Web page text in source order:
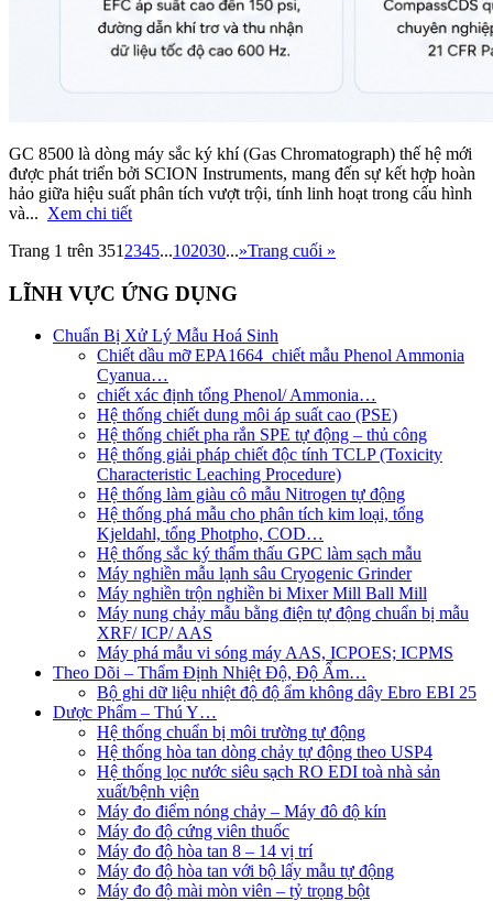
GC 8500 là dòng máy sắc ký khí (Gas Chromatograph) thế hệ mới
được phát triển bởi SCION Instruments, mang đến sự kết hợp hoàn
hảo giữa hiệu suất phân tích vượt trội, tính linh hoạt trong cấu hình
và... Xem chi tiết
Trang 1 trên 351 2345...102030...»Trang cuối »
LĨNH VỰC ỨNG DỤNG
Chuẩn Bị Xử Lý Mẫu Hoá Sinh
Chiết dầu mỡ EPA1664_chiết mẫu Phenol Ammonia
Cyanua…
chiết xác định tổng Phenol/ Ammonia…
Hệ thống chiết dung môi áp suất cao (PSE)
Hệ thống chiết pha rắn SPE tự động – thủ công
Hệ thống giải pháp chiết độc tính TCLP (Toxicity
Characteristic Leaching Procedure)
Hệ thống làm giàu cô mẫu Nitrogen tự động
Hệ thống phá mẫu cho phân tích kim loại, tổng
Kjeldahl, tổng Photpho, COD…
Hệ thống sắc ký thẩm thấu GPC làm sạch mẫu
Máy nghiền mẫu lạnh sâu Cryogenic Grinder
Máy nghiền trộn nghiền bi Mixer Mill Ball Mill
Máy nung chảy mẫu bằng điện tự động chuẩn bị mẫu
XRF/ ICP/ AAS
Máy phá mẫu vi sóng máy AAS, ICPOES; ICPMS
Theo Dõi – Thẩm Định Nhiệt Độ, Độ Ẩm…
Bộ ghi dữ liệu nhiệt độ độ ẩm không dây Ebro EBI 25
Dược Phẩm – Thú Y…
Hệ thống chuẩn bị môi trường tự động
Hệ thống hòa tan dòng chảy tự động theo USP4
Hệ thống lọc nước siêu sạch RO EDI​​ toà nhà sản
xuất/bệnh viện
Máy đo điểm nóng chảy – Máy đô độ kín
Máy đo độ cứng viên thuốc
Máy đo độ hòa tan 8 – 14 vị trí
Máy đo độ hòa tan với bộ lấy mẫu tự động
Máy đo độ mài mòn viên – tỷ trọng bột